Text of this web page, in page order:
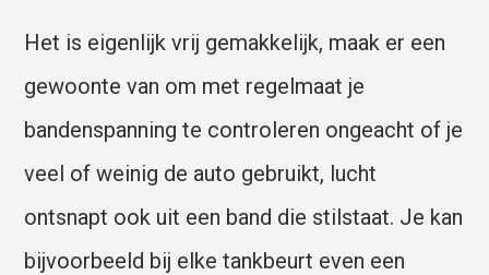
Het is eigenlijk vrij gemakkelijk, maak er een
gewoonte van om met regelmaat je
bandenspanning te controleren ongeacht of je
veel of weinig de auto gebruikt, lucht
ontsnapt ook uit een band die stilstaat. Je kan
bijvoorbeeld bij elke tankbeurt even een